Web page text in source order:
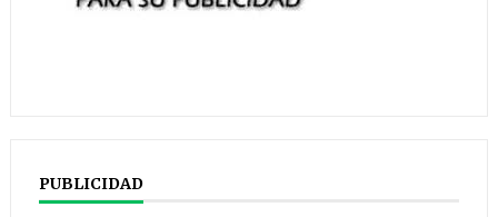
PUBLICIDAD